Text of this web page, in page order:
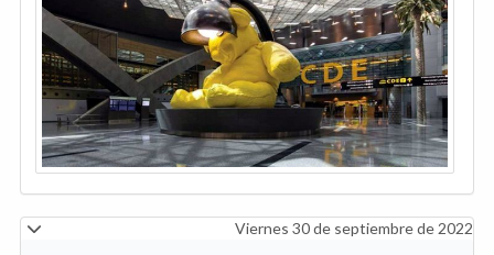
Viernes 30 de septiembre de 2022